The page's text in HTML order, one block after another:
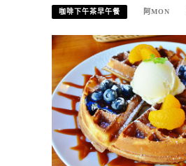
咖啡下午茶早午餐 阿MON